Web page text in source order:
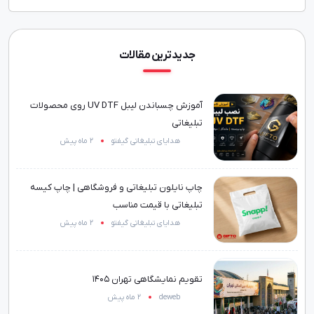
جدیدترین مقالات
آموزش چسباندن لیبل UV DTF روی محصولات
تبلیغاتی
هدایای تبلیغاتی گیفتو 2 ماه پیش
چاپ نایلون تبلیغاتی و فروشگاهی | چاپ کیسه
تبلیغاتی با قیمت مناسب
هدایای تبلیغاتی گیفتو 2 ماه پیش
تقویم نمایشگاهی تهران 1405
deweb 2 ماه پیش